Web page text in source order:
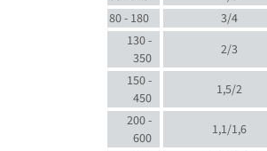
80 - 180
3/4
130 -
350
2/3
150 -
450
1,5/2
200 -
600
1,1/1,6